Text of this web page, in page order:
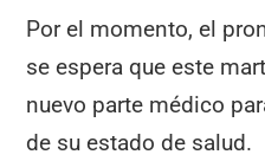
Por el momento, el
se espera que este
nuevo parte médico
de su estado de salud.